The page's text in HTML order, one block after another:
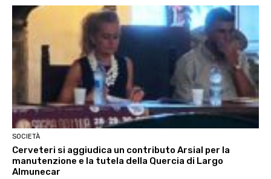
SOCIETÀ
Cerveteri si aggiudica un contributo Arsial per la
manutenzione e la tutela della Quercia di Largo
Almunecar